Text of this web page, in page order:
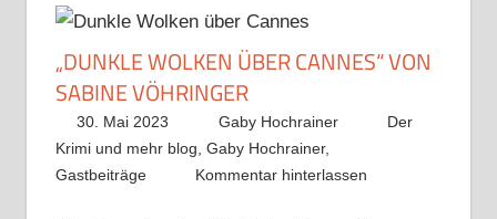
„DUNKLE WOLKEN ÜBER CANNES“ VON
SABINE VÖHRINGER
30. Mai 2023 Gaby Hochrainer
Der
Krimi und mehr blog, Gaby Hochrainer,
Gastbeiträge
Kommentar hinterlassen